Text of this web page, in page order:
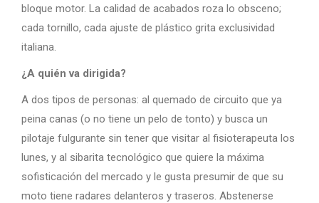
bloque motor. La calidad de acabados roza lo obsceno;
cada tornillo, cada ajuste de plástico grita exclusividad
italiana.
¿A quién va dirigida?
A dos tipos de personas: al quemado de circuito que ya
peina canas (o no tiene un pelo de tonto) y busca un
pilotaje fulgurante sin tener que visitar al fisioterapeuta los
lunes, y al sibarita tecnológico que quiere la máxima
sofisticación del mercado y le gusta presumir de que su
moto tiene radares delanteros y traseros. Abstenerse